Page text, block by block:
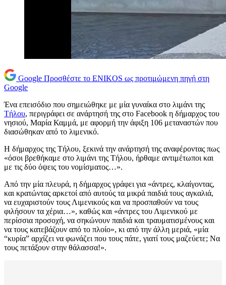
Google Προσθέστε το ENIKOS ως προτιμώμενη πηγή στη
Google
Ένα επεισόδιο που σημειώθηκε με μία γυναίκα στο λιμάνι της
Τήλου, περιγράφει σε ανάρτησή της στο Facebook η δήμαρχος του
νησιού, Μαρία Καμμά, με αφορμή την άφιξη 106 μεταναστών που
διασώθηκαν από το λιμενικό.
Η δήμαρχος της Τήλου, ξεκινά την ανάρτησή της αναφέροντας πως
«όσοι βρεθήκαμε στο λιμάνι της Τήλου, ήρθαμε αντιμέτωποι και
με τις δύο όψεις του νομίσματος…».
Από την μία πλευρά, η δήμαρχος γράφει για «άντρες, κλαίγοντας,
και κρατώντας αρκετοί από αυτούς τα μικρά παιδιά τους αγκαλιά,
να ευχαριστούν τους Λιμενικούς και να προσπαθούν να τους
φιλήσουν τα χέρια…», καθώς και «άντρες του Λιμενικού με
περίσσια προσοχή, να σηκώνουν παιδιά και τραυματισμένους και
να τους κατεβάζουν από το πλοίο», κι από την άλλη μεριά, «μία
“κυρία” αρχίζει να φωνάζει που τους πάτε, γιατί τους μαζεύετε; Να
τους πετάξουν στην θάλασσα!».